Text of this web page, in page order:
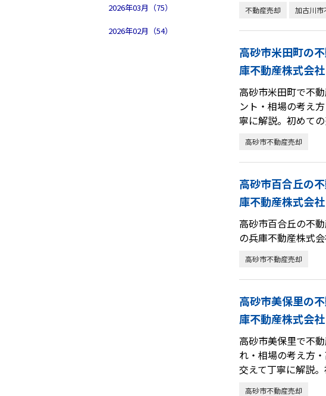
2026年03月（75）
2026年02月（54）
不動産売却 加古川市
高砂市米田町の
庫不動産株式会社
高砂市米田町で不
ント・相場の考え
寧に解説。初めて
高砂市不動産売却
高砂市百合丘の
庫不動産株式会社
高砂市百合丘の不
の兵庫不動産株式
高砂市不動産売却
高砂市美保里の
庫不動産株式会社
高砂市美保里で不
れ・相場の考え方
交えて丁寧に解説
高砂市不動産売却